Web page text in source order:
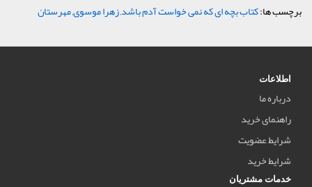
برچسب ها:کتاب بچه‌ ای که نمی‌ خواست آدم باشد,زهرا موسوی,مهرستان
اطلاعات
درباره ما
راهنمای خرید
شرایط عضویت
شرایط خرید
خدمات مشتریان